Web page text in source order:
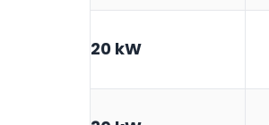
20 kW